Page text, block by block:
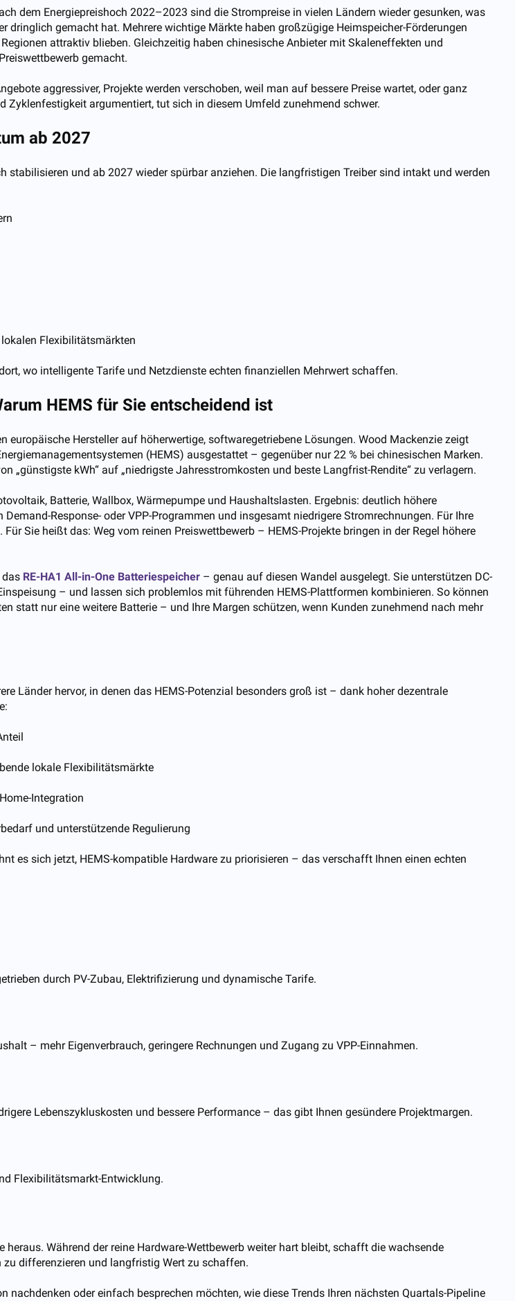
dem Energiepreishoch 2022–2023 sind die Strompreise in vielen Ländern wieder gesunken, was
gemacht hat. Mehrere wichtige Märkte haben großzügige Heimspeicher-Förderungen
attraktiv blieben. Gleichzeitig haben chinesische Anbieter mit Skaleneffekten und
gemacht.
aggressiver, Projekte werden verschoben, weil man auf bessere Preise wartet, oder ganz
argumentiert, tut sich in diesem Umfeld zunehmend schwer.
ab 2027
und ab 2027 wieder spürbar anziehen. Die langfristigen Treiber sind intakt und werden
Flexibilitätsmärkten
wo intelligente Tarife und Netzdienste echten finanziellen Mehrwert schaffen.
HEMS für Sie entscheidend ist
europäische Hersteller auf höherwertige, softwaregetriebene Lösungen. Wood Mackenzie zeigt
(HEMS) ausgestattet – gegenüber nur 22 % bei chinesischen Marken.
„günstigste kWh“ auf „niedrigste Jahresstromkosten und beste Langfrist-Rendite“ zu verlagern.
Batterie, Wallbox, Wärmepumpe und Haushaltslasten. Ergebnis: deutlich höhere
Response- oder VPP-Programmen und insgesamt niedrigere Stromrechnungen. Für Ihre
Sie heißt das: Weg vom reinen Preiswettbewerb – HEMS-Projekte bringen in der Regel höhere
das RE-HA1 All-in-One Batteriespeicher – genau auf diesen Wandel ausgelegt. Sie unterstützen DC-
– und lassen sich problemlos mit führenden HEMS-Plattformen kombinieren. So können
statt nur eine weitere Batterie – und Ihre Margen schützen, wenn Kunden zunehmend nach mehr
Länder hervor, in denen das HEMS-Potenzial besonders groß ist – dank hoher dezentrale
lokale Flexibilitätsmärkte
Integration
und unterstützende Regulierung
es sich jetzt, HEMS-kompatible Hardware zu priorisieren – das verschafft Ihnen einen echten
durch PV-Zubau, Elektrifizierung und dynamische Tarife.
– mehr Eigenverbrauch, geringere Rechnungen und Zugang zu VPP-Einnahmen.
Lebenszykluskosten und bessere Performance – das gibt Ihnen gesündere Projektmargen.
Flexibilitätsmarkt-Entwicklung.
Während der reine Hardware-Wettbewerb weiter hart bleibt, schafft die wachsende
differenzieren und langfristig Wert zu schaffen.
oder einfach besprechen möchten, wie diese Trends Ihren nächsten Quartals-Pipeline